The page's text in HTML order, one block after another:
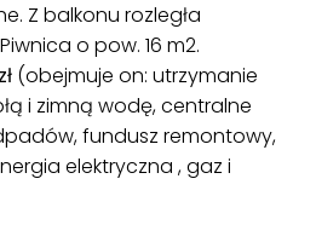
Z balkonu rozległa
o pow. 16 m2.
(obejmuje on: utrzymanie
i zimną wodę, centralne
fundusz remontowy,
elektryczna , gaz i